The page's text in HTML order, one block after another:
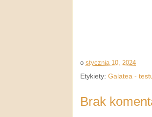
o stycznia 10, 2024
Etykiety: Galatea -
Brak